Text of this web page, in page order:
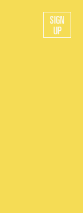
SIGN
UP